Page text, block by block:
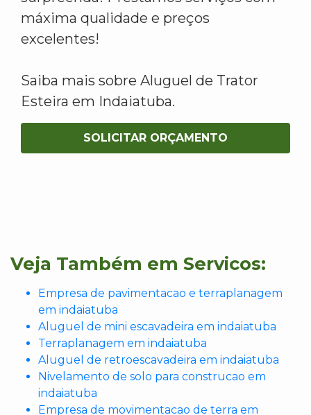
máxima qualidade e preços
excelentes!
Saiba mais sobre Aluguel de Trator
Esteira em Indaiatuba.
SOLICITAR ORÇAMENTO
Veja Também em Servicos:
Empresa de pavimentacao e terraplanagem
em indaiatuba
Aluguel de mini escavadeira em indaiatuba
Terraplanagem em indaiatuba
Aluguel de retroescavadeira em indaiatuba
Nivelamento de solo para construcao em
indaiatuba
Empresa de movimentacao de terra em